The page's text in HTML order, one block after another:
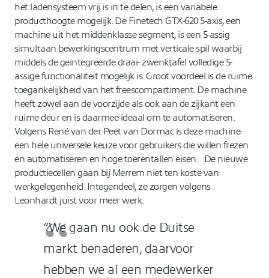
het ladensysteem vrij is in te delen, is een variabele
producthoogte mogelijk. De Finetech GTX-620 5-axis, een
machine uit het middenklasse segment, is een 5-assig
simultaan bewerkingscentrum met verticale spil waarbij
middels de geïntegreerde draai- zwenktafel volledige 5-
assige functionaliteit mogelijk is. Groot voordeel is de ruime
toegankelijkheid van het freescompartiment. De machine
heeft zowel aan de voorzijde als ook aan de zijkant een
ruime deur en is daarmee ideaal om te automatiseren.
Volgens René van der Peet van Dormac is deze machine
een hele universele keuze voor gebruikers die willen frezen
en automatiseren en hoge toerentallen eisen. De nieuwe
productiecellen gaan bij Merrem niet ten koste van
werkgelegenheid. Integendeel, ze zorgen volgens
Leonhardt juist voor meer werk.
“We gaan nu ook de Duitse
markt benaderen, daarvoor
hebben we al een medewerker